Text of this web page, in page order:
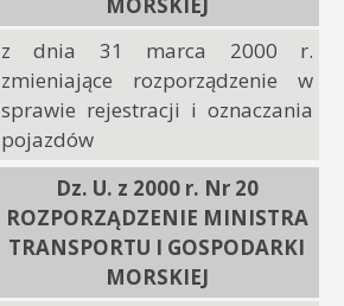
z dnia 31 marca 2000 r.
zmieniające rozporządzenie w
sprawie rejestracji i oznaczania
pojazdów
Dz. U. z 2000 r. Nr 20
ROZPORZĄDZENIE MINISTRA
TRANSPORTU I GOSPODARKI
MORSKIEJ